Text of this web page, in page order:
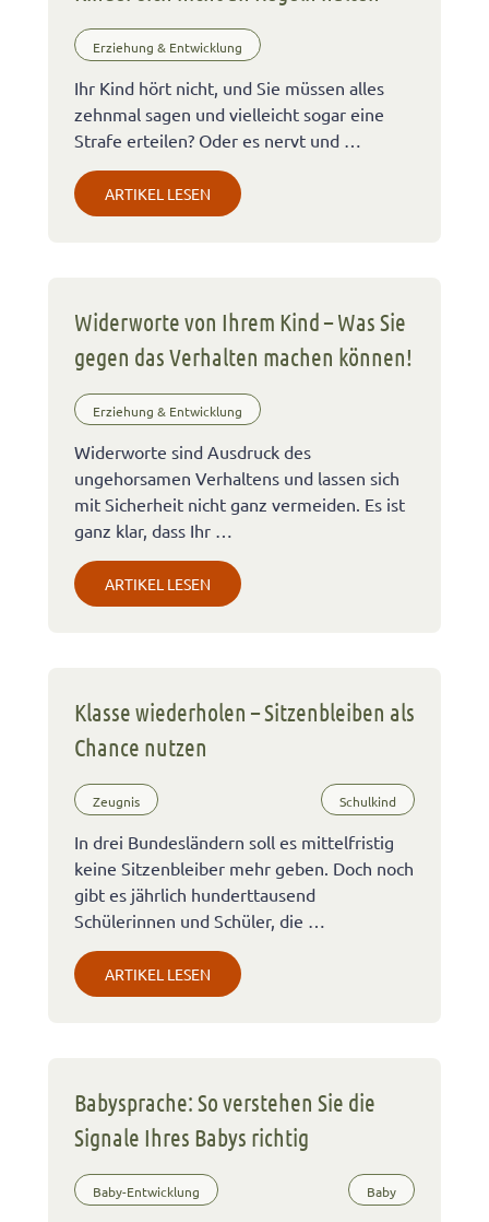
Erziehung & Entwicklung
Ihr Kind hört nicht, und Sie müssen alles
zehnmal sagen und vielleicht sogar eine
Strafe erteilen? Oder es nervt und …
ARTIKEL LESEN
Widerworte von Ihrem Kind – Was Sie
gegen das Verhalten machen können!
Erziehung & Entwicklung
Widerworte sind Ausdruck des
ungehorsamen Verhaltens und lassen sich
mit Sicherheit nicht ganz vermeiden. Es ist
ganz klar, dass Ihr …
ARTIKEL LESEN
Klasse wiederholen – Sitzenbleiben als
Chance nutzen
Zeugnis Schulkind
In drei Bundesländern soll es mittelfristig
keine Sitzenbleiber mehr geben. Doch noch
gibt es jährlich hunderttausend
Schülerinnen und Schüler, die …
ARTIKEL LESEN
Babysprache: So verstehen Sie die
Signale Ihres Babys richtig
Baby-Entwicklung Baby